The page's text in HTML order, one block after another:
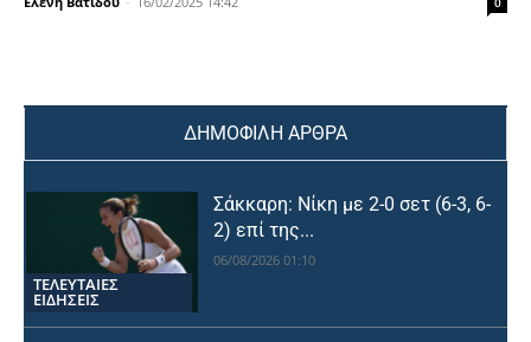
ΔΗΜΟΦΙΛΗ ΑΡΘΡΑ
ΤΕΛΕΥΤΑΙΕΣ
ΕΙΔΗΣΕΙΣ
Σάκκαρη: Νίκη με 2-0 σετ (6-3, 6-
2) επί της...
06/08/2026 01:10